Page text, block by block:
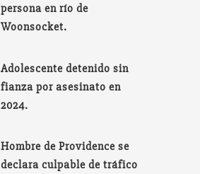
persona en río de
Woonsocket.
Adolescente detenido sin
fianza por asesinato en
2024.
Hombre de Providence se
declara culpable de tráfico